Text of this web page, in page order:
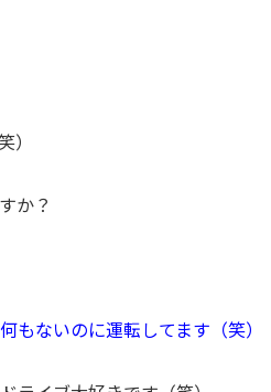
か？
ないのに運転してます（笑）